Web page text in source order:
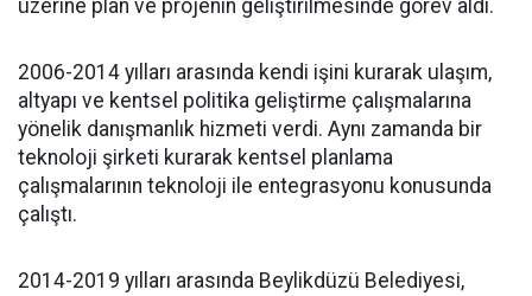
üzerine plan ve projenin geliştirilmesinde görev aldı.
2006-2014 yılları arasında kendi işini kurarak ulaşım,
altyapı ve kentsel politika geliştirme çalışmalarına
yönelik danışmanlık hizmeti verdi. Aynı zamanda bir
teknoloji şirketi kurarak kentsel planlama
çalışmalarının teknoloji ile entegrasyonu konusunda
çalıştı.
2014-2019 yılları arasında Beylikdüzü Belediyesi,